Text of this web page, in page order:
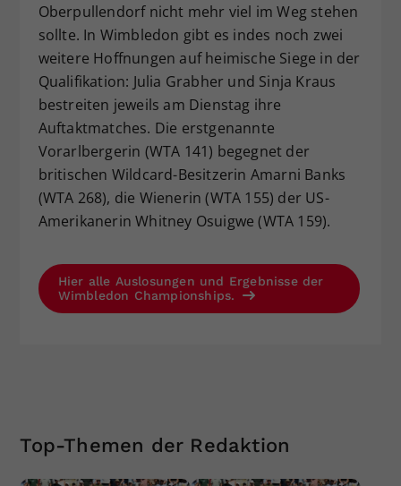
Oberpullendorf nicht mehr viel im Weg stehen
sollte. In Wimbledon gibt es indes noch zwei
weitere Hoffnungen auf heimische Siege in der
Qualifikation: Julia Grabher und Sinja Kraus
bestreiten jeweils am Dienstag ihre
Auftaktmatches. Die erstgenannte
Vorarlbergerin (WTA 141) begegnet der
britischen Wildcard-Besitzerin Amarni Banks
(WTA 268), die Wienerin (WTA 155) der US-
Amerikanerin Whitney Osuigwe (WTA 159).
Hier alle Auslosungen und Ergebnisse der
Wimbledon Championships.
Top-Themen der Redaktion